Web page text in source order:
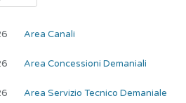
Area Canali
Area Concessioni Demaniali
Area Servizio Tecnico Demaniale